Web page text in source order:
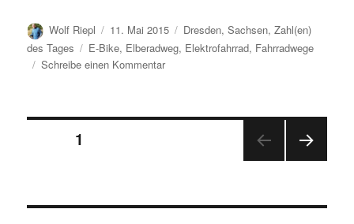
Autor
Wolf Riepl
Veröffentlicht
am
11. Mai 2015 Kategorien
Dresden,Sachsen,Zahl(en)
des Tages
Schlagwörter
E-Bike, Elberadweg, Elektrofahrrad, Fahrradwege
Schreibe einen Kommentarzu
Seitennummerierung
Beiträge
1
E